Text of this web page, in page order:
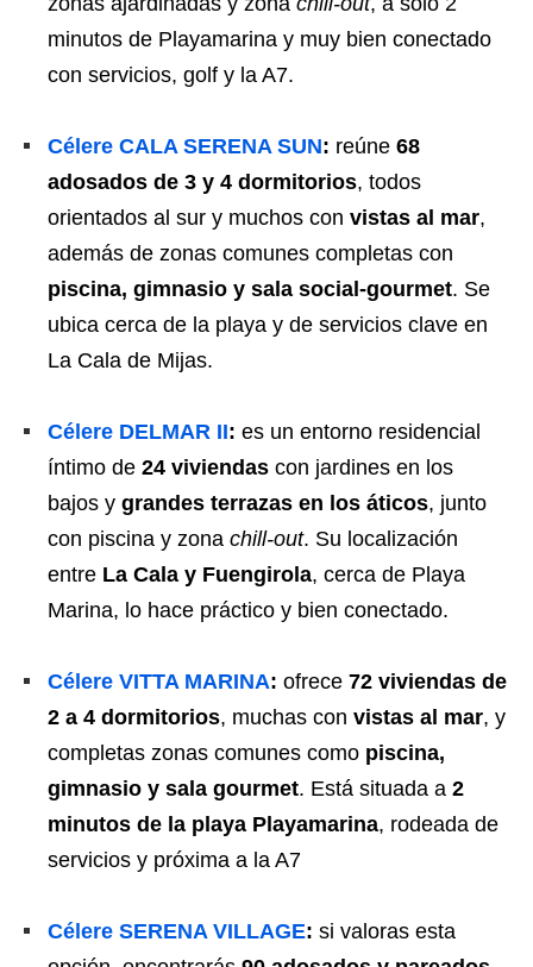
minutos de Playamarina y muy bien conectado
con servicios, golf y la A7.
Célere CALA SERENA SUN: reúne 68
adosados de 3 y 4 dormitorios, todos
orientados al sur y muchos con vistas al mar,
además de zonas comunes completas con
piscina, gimnasio y sala social-gourmet. Se
ubica cerca de la playa y de servicios clave en
La Cala de Mijas.
Célere DELMAR II: es un entorno residencial
íntimo de 24 viviendas con jardines en los
bajos y grandes terrazas en los áticos, junto
con piscina y zona chill-out. Su localización
entre La Cala y Fuengirola, cerca de Playa
Marina, lo hace práctico y bien conectado.
Célere VITTA MARINA: ofrece 72 viviendas de
2 a 4 dormitorios, muchas con vistas al mar, y
completas zonas comunes como piscina,
gimnasio y sala gourmet. Está situada a 2
minutos de la playa Playamarina, rodeada de
servicios y próxima a la A7
Célere SERENA VILLAGE: si valoras esta